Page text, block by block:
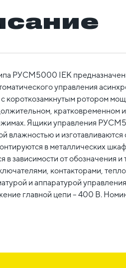
РУСМ5000 IEK
управления
короткозамкнутым ротором
кратковременном
Ящики управления
влажностью и
в металлических
в зависимости от обозначения и
контакторами,
и аппаратурой
главной цепи – 400 В.